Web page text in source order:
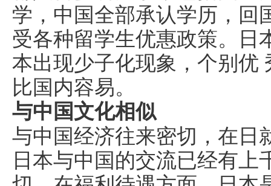
学，中国全部承认学历，回
受各种留学生优惠政策。日
本出现少子化现象，个别优
比国内容易。
与中国文化相似
与中国经济往来密切，在日
日本与中国的交流已经有